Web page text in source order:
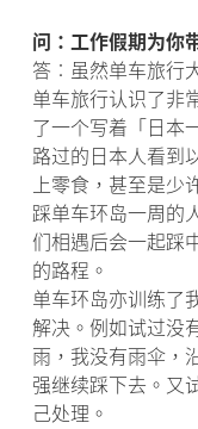
问：工作假期为你
答︰虽然单车旅行
单车旅行认识了非
了一个写着「日本
路过的日本人看到
上零食，甚至是
踩单车环岛一周的
们相遇后会一起踩
的路程。
单车环岛亦训练了
解决。例如试过没
雨，我没有雨伞，
强继续踩下去。又
己处理。